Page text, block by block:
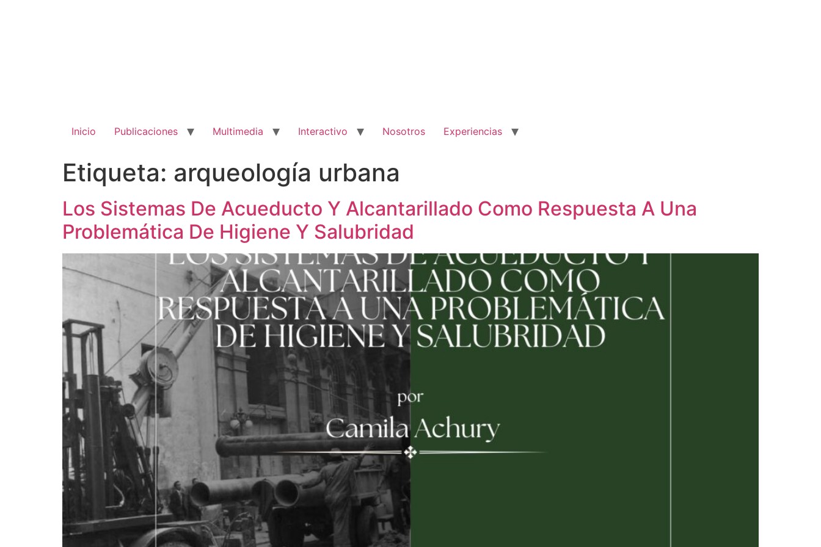
Inicio Publicaciones Multimedia Interactivo Nosotros Experiencias
Etiqueta: arqueología urbana
Los Sistemas De Acueducto Y Alcantarillado Como Respuesta A Una
Problemática De Higiene Y Salubridad